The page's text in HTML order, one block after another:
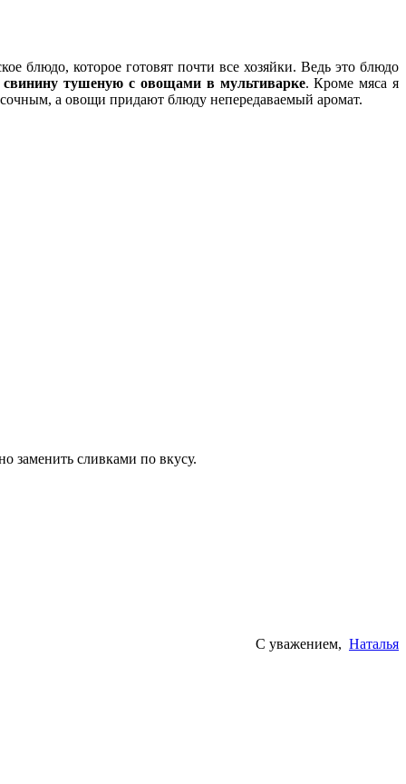
блюдо, которое готовят почти все хозяйки. Ведь это блюдо
свинину тушеную с овощами в мультиварке. Кроме мяса я
а овощи придают блюду непередаваемый аромат.
заменить сливками по вкусу.
С уважением, Наталья